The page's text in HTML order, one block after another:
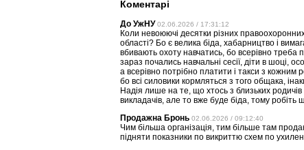
Коментарі
До УжНУ 02.06.2026 / 17:31:12
Коли невоюючі десятки різних правоохоронних
області? Бо є велика біда, хабарництво і
вбивають охоту навчатись, бо всерівно треба
зараз почались навчальні сесії, діти в шоці,
а всерівно потрібно платити і такси з кожним
бо всі силовики кормляться з того общака,
Надія лише на те, що хтось з близьких
викладачів, але то вже буде біда, тому робіть
Продажна Бронь 02.06.2026 / 09:12:40
Чим більша організація, тим більше там
підняти показники по викриттю схем по